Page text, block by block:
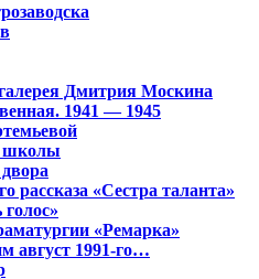
Дмитрия Москина
1941 — 1945
школы
рассказа «Сестра таланта»
«Ремарка»
август 1991-го…